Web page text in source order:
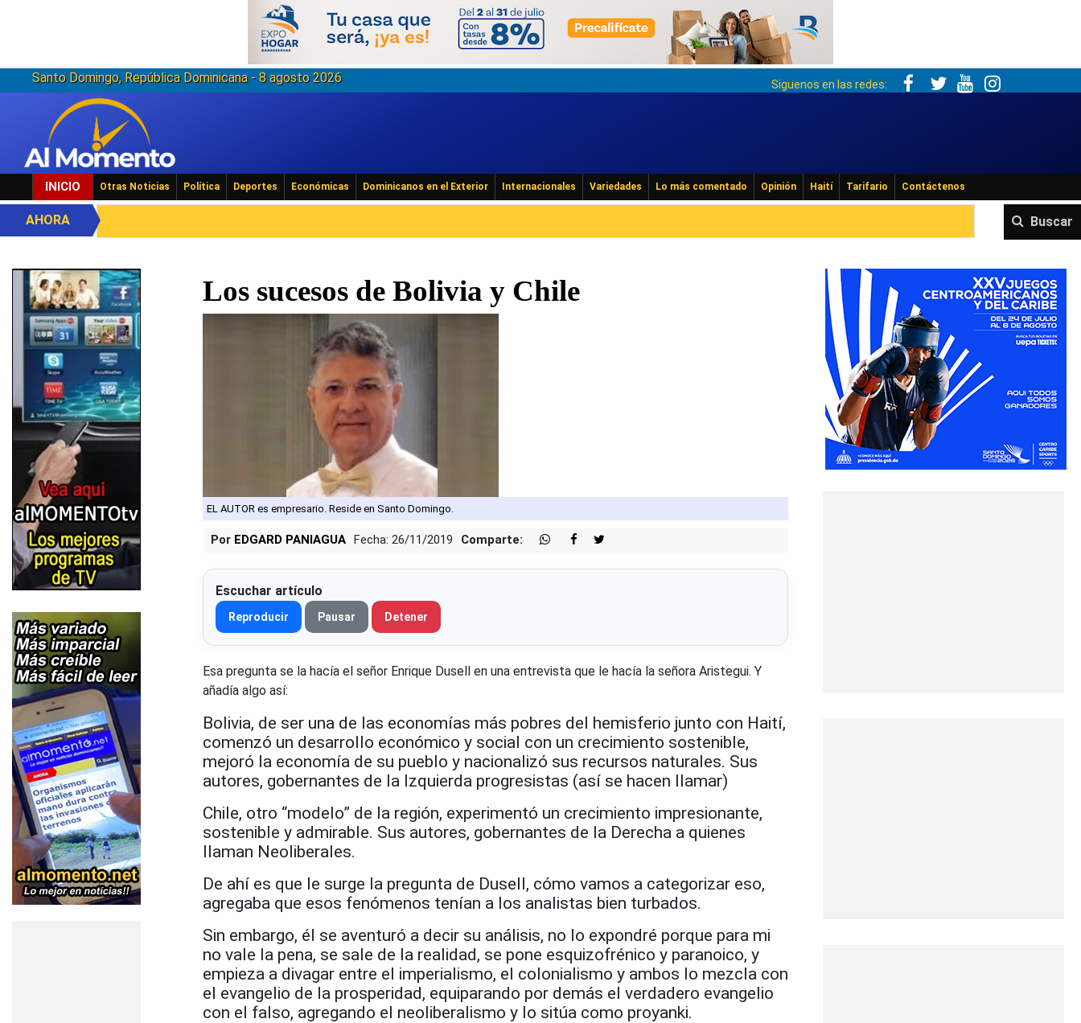
Santo Domingo, República Dominicana - 8 agosto 2026 Siguenos en las redes:
INICIO Otras Noticias Política Deportes Económicas Dominicanos en el Exterior Internacionales Variedades Lo más comentado Opinión Haití Tarifario Contáctenos
Buscar
AHORA
Los sucesos de Bolivia y Chile
EL AUTOR es empresario. Reside en Santo Domingo.
Por EDGARD PANIAGUA Fecha: 26/11/2019 Comparte:
Escuchar artículo
Reproducir Pausar Detener
Esa pregunta se la hacía el señor Enrique Dusell en una entrevista que le hacía la señora Aristegui. Y
añadía algo así:
Bolivia, de ser una de las economías más pobres del hemisferio junto con Haití,
comenzó un desarrollo económico y social con un crecimiento sostenible,
mejoró la economía de su pueblo y nacionalizó sus recursos naturales. Sus
autores, gobernantes de la Izquierda progresistas (así se hacen llamar)
Chile, otro “modelo” de la región, experimentó un crecimiento impresionante,
sostenible y admirable. Sus autores, gobernantes de la Derecha a quienes
llaman Neoliberales.
De ahí es que le surge la pregunta de Dusell, cómo vamos a categorizar eso,
agregaba que esos fenómenos tenían a los analistas bien turbados.
Sin embargo, él se aventuró a decir su análisis, no lo expondré porque para mi
no vale la pena, se sale de la realidad, se pone esquizofrénico y paranoico, y
empieza a divagar entre el imperialismo, el colonialismo y ambos lo mezcla con
el evangelio de la prosperidad, equiparando por demás el verdadero evangelio
con el falso, agregando el neoliberalismo y lo sitúa como proyanki.